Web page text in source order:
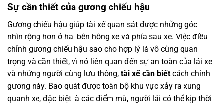
Sự cần thiết của gương chiếu hậu
Gương chiếu hậu giúp tài xế quan sát được những góc
nhìn rộng hơn ở hai bên hông xe và phía sau xe. Việc điều
chỉnh gương chiếu hậu sao cho hợp lý là vô cùng quan
trọng và cần thiết, vì nó liên quan đến sự an toàn của lái xe
và những người cùng lưu thông, tài xế cần biết cách chỉnh
gương này. Bao quát được toàn bộ khu vực xảy ra xung
quanh xe, đặc biệt là các điểm mù, người lái có thể kịp thời